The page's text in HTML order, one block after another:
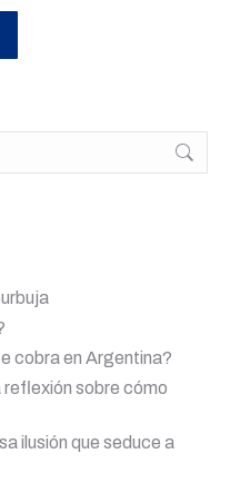
cobra en Argentina?
reflexión sobre cómo
ilusión que seduce a